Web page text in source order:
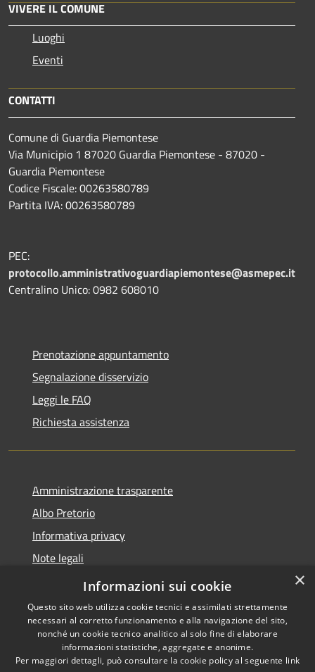
VIVERE IL COMUNE
Luoghi
Eventi
CONTATTI
Comune di Guardia Piemontese
Via Municipio 1 87020 Guardia Piemontese - 87020 -
Guardia Piemontese
Codice Fiscale: 00263580789
Partita IVA: 00263580789
PEC:
protocollo.amministrativoguardiapiemontese@asmepec.it
Centralino Unico: 0982 608010
Prenotazione appuntamento
Segnalazione disservizio
Leggi le FAQ
Richiesta assistenza
Amministrazione trasparente
Albo Pretorio
Informativa privacy
Note legali
Dichiarazione di accessibilità
Copyright © 2026 • Comune di
Guardia Piemontese • Powered
×
Informazioni sui cookie
Questo sito web utilizza cookie tecnici e assimilati strettamente
necessari al corretto funzionamento e alla navigazione del sito,
nonché un cookie tecnico analitico al solo fine di elaborare
informazioni statistiche, aggregate e anonime.
Per maggiori dettagli, può consultare la cookie policy al seguente link